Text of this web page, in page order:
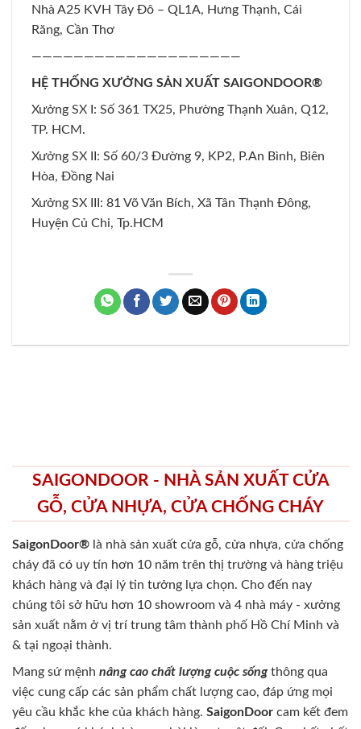
Nhà A25 KVH Tây Đô – QL1A, Hưng Thạnh, Cái
Răng, Cần Thơ
————————————————————
HỆ THỐNG XƯỞNG SẢN XUẤT SAIGONDOOR®
Xưởng SX I: Số 361 TX25, Phường Thạnh Xuân, Q12,
TP. HCM.
Xưởng SX II: Số 60/3 Đường 9, KP2, P.An Bình, Biên
Hòa, Đồng Nai
Xưởng SX III: 81 Võ Văn Bích, Xã Tân Thạnh Đông,
Huyện Củ Chi, Tp.HCM
SAIGONDOOR - NHÀ SẢN XUẤT CỬA
GỖ, CỬA NHỰA, CỬA CHỐNG CHÁY
SaigonDoor® là nhà sản xuất cửa gỗ, cửa nhựa, cửa chống
cháy đã có uy tín hơn 10 năm trên thị trường và hàng triệu
khách hàng và đại lý tin tưởng lựa chọn. Cho đến nay
chúng tôi sở hữu hơn 10 showroom và 4 nhà máy - xưởng
sản xuất nằm ở vị trí trung tâm thành phố Hồ Chí Minh và
& tại ngoại thành.
Mang sứ mệnh nâng cao chất lượng cuộc sốngthông qua
việc cung cấp các sản phẩm chất lượng cao, đáp ứng mọi
yêu cầu khắc khe của khách hàng. SaigonDoor cam kết đem